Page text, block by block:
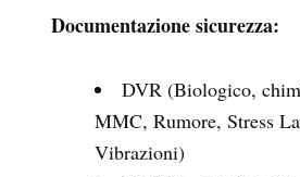
Documentazione sicurezza:
DVR (Biologico,
MMC, Rumore, Stress
Vibrazioni)